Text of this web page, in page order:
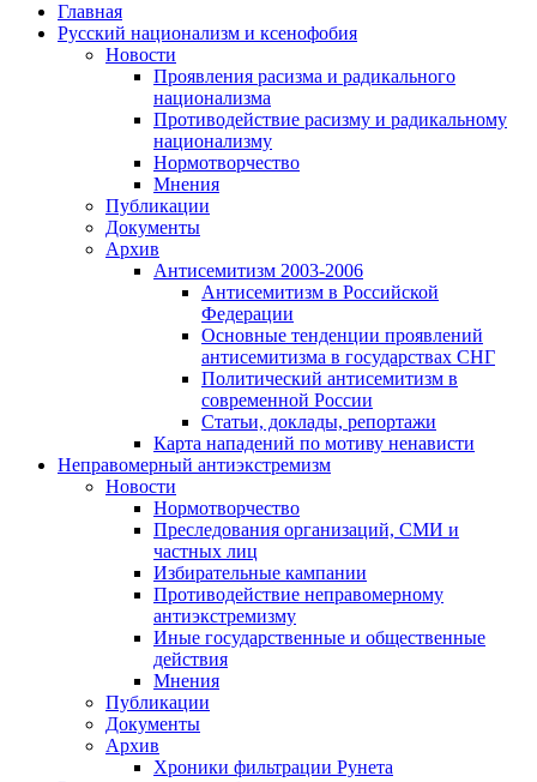
Главная
Русский национализм и ксенофобия
Новости
Проявления расизма и радикального
национализма
Противодействие расизму и радикальному
национализму
Нормотворчество
Мнения
Публикации
Документы
Архив
Антисемитизм 2003-2006
Антисемитизм в Российской
Федерации
Основные тенденции проявлений
антисемитизма в государствах СНГ
Политический антисемитизм в
современной России
Статьи, доклады, репортажи
Карта нападений по мотиву ненависти
Неправомерный антиэкстремизм
Новости
Нормотворчество
Преследования организаций, СМИ и
частных лиц
Избирательные кампании
Противодействие неправомерному
антиэкстремизму
Иные государственные и общественные
действия
Мнения
Публикации
Документы
Архив
Хроники фильтрации Рунета